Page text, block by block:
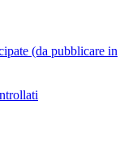
(da pubblicare in